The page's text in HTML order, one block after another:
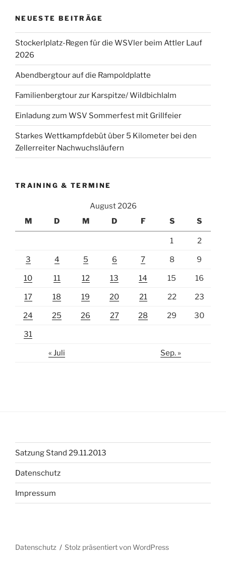
NEUESTE BEITRÄGE
Stockerlplatz-Regen für die WSVler beim Attler Lauf
2026
Abendbergtour auf die Rampoldplatte
Familienbergtour zur Karspitze/ Wildbichlalm
Einladung zum WSV Sommerfest mit Grillfeier
Starkes Wettkampfdebüt über 5 Kilometer bei den
Zellerreiter Nachwuchsläufern
TRAINING & TERMINE
August 2026
M
D M D F S S
1 2
3 4 5 6 7 8 9
10 11 12 13 14 15 16
17 18 19 20 21 22 23
24 25 26 27 28 29 30
31
« Juli Sep. »
Satzung Stand 29.11.2013
Datenschutz
Impressum
Datenschutz Stolz präsentiert von WordPress